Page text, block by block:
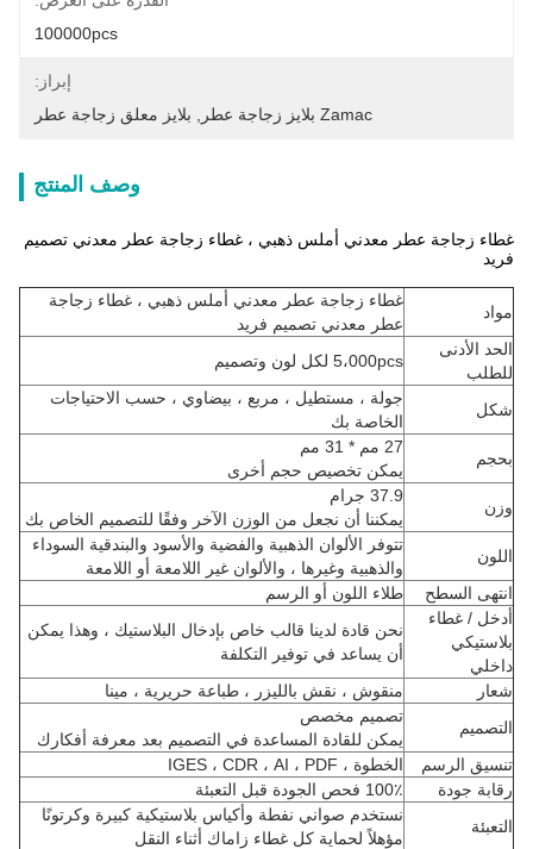
100000pcs
إبراز:
Zamac بلايز زجاجة عطر
بلايز معلق زجاجة عطر
وصف المنتج
غطاء زجاجة عطر معدني أملس ذهبي ، غطاء زجاجة عطر معدني تصميم
فريد
مواد
غطاء زجاجة عطر معدني أملس ذهبي ، غطاء زجاجة
عطر معدني تصميم فريد
الحد الأدنى
للطلب
5،000pcs لكل لون وتصميم
شكل
جولة ، مستطيل ، مربع ، بيضاوي ، حسب الاحتياجات
الخاصة بك
بحجم
27 مم * 31 مم
يمكن تخصيص حجم أخرى
وزن
37.9 جرام
يمكننا أن نجعل من الوزن الآخر وفقًا للتصميم الخاص بك
اللون
تتوفر الألوان الذهبية والفضية والأسود والبندقية السوداء
والذهبية وغيرها ، والألوان غير اللامعة أو اللامعة
انتهى السطح
طلاء اللون أو الرسم
أدخل / غطاء
بلاستيكي
داخلي
نحن قادة لدينا قالب خاص بإدخال البلاستيك ، وهذا يمكن
أن يساعد في توفير التكلفة
شعار
منقوش ، نقش بالليزر ، طباعة حريرية ، مينا
التصميم
تصميم مخصص
يمكن للقادة المساعدة في التصميم بعد معرفة أفكارك
تنسيق الرسم
الخطوة ، IGES ، CDR ، AI ، PDF
رقابة جودة
100٪ فحص الجودة قبل التعبئة
التعبئة
نستخدم صواني نفطة وأكياس بلاستيكية كبيرة وكرتونًا
مؤهلاً لحماية كل غطاء زاماك أثناء النقل